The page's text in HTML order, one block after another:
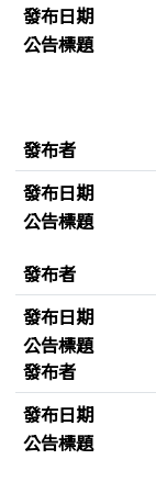
發布日期
公告標題
發布者
發布日期
公告標題
發布者
發布日期
公告標題
發布者
發布日期
公告標題